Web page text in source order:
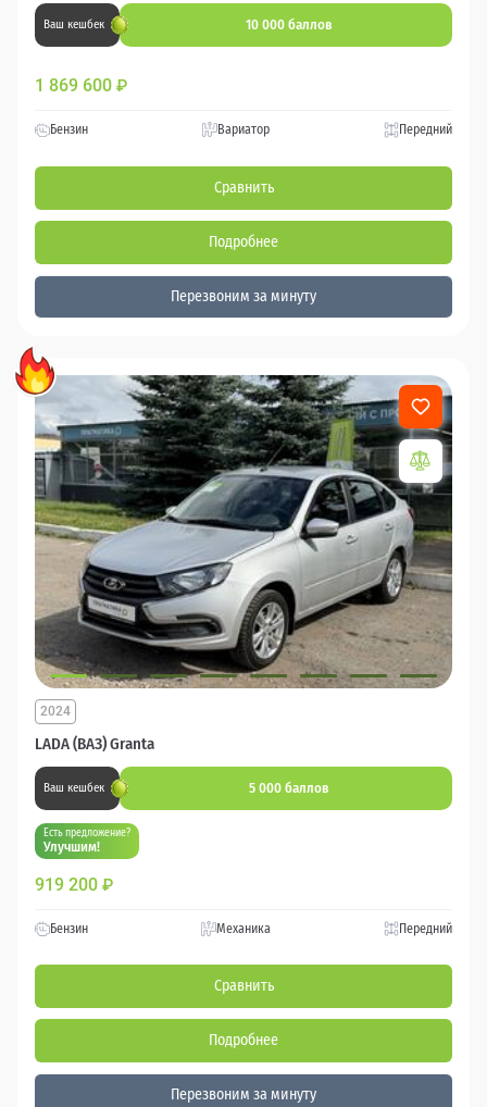
Ваш кешбек 10 000 баллов
1 869 600 ₽
Бензин Вариатор Передний
Сравнить
Подробнее
Перезвоним за минуту
LADA (ВАЗ) Granta
2024
Ваш кешбек 5 000 баллов
Есть предложение?
Улучшим!
919 200 ₽
Бензин Механика Передний
Сравнить
Подробнее
Перезвоним за минуту